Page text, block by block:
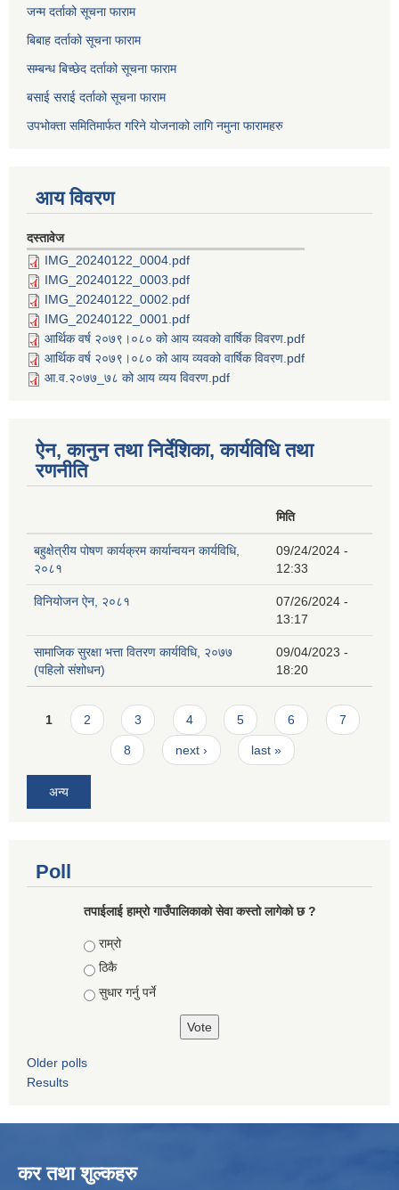
जन्म दर्ताको सूचना फाराम
बिबाह दर्ताको सूचना फाराम
सम्बन्ध बिच्छेद दर्ताको सूचना फाराम
बसाई सराई दर्ताको सूचना फाराम
उपभोक्ता समितिमार्फत गरिने योजनाको लागि नमुना फारामहरु
आय विवरण
दस्तावेज
IMG_20240122_0004.pdf
IMG_20240122_0003.pdf
IMG_20240122_0002.pdf
IMG_20240122_0001.pdf
आर्थिक वर्ष २०७९।०८० को आय व्यवको वार्षिक विवरण.pdf
आर्थिक वर्ष २०७९।०८० को आय व्यवको वार्षिक विवरण.pdf
आ.व.२०७७_७८ को आय व्यय विवरण.pdf
ऐन, कानुन तथा निर्देशिका, कार्यविधि तथा
रणनीति
मिति
बहुक्षेत्रीय पोषण कार्यक्रम कार्यान्वयन कार्यविधि,
२०८१
09/24/2024 -
12:33
विनियोजन ऐन, २०८१
07/26/2024 -
13:17
सामाजिक सुरक्षा भत्ता वितरण कार्यविधि, २०७७
(पहिलो संशोधन)
09/04/2023 -
18:20
Pages
1 2 3 4 5 6 7
8 next › last »
अन्य
Poll
तपाईलाई हाम्राे गाउँपालिकाको सेवा कस्तो लागेको छ ?
Choices
राम्रो
ठिकै
सुधार गर्नु पर्ने
Older polls
Results
कर तथा शुल्कहरु